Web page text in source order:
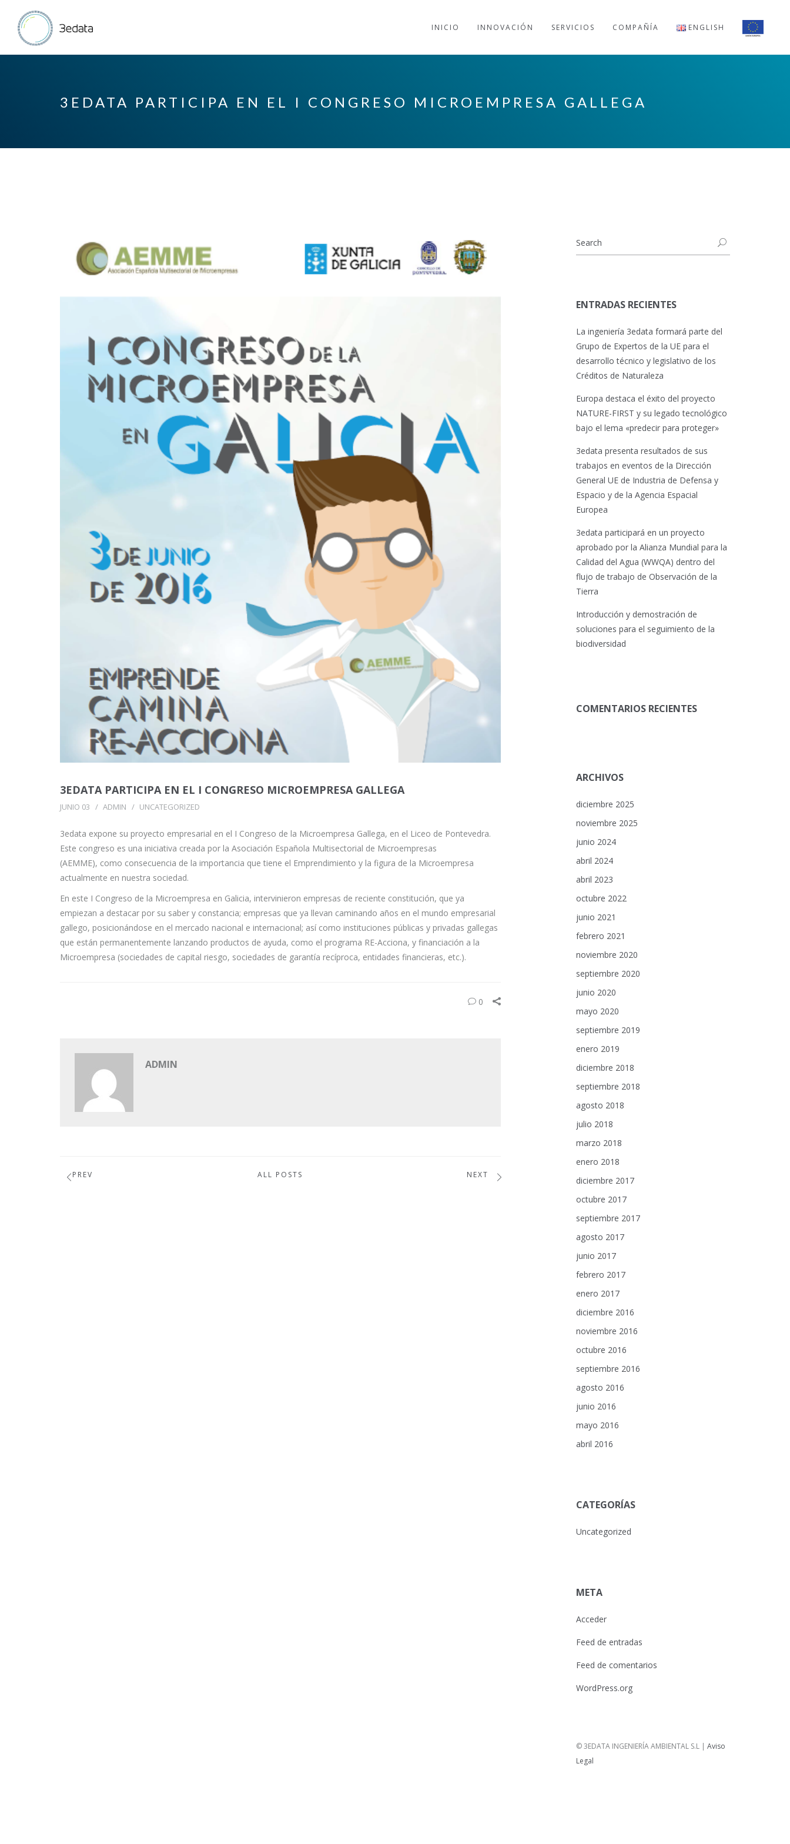
INICIO INNOVACIÓN SERVICIOS COMPAÑÍA ENGLISH
3EDATA PARTICIPA EN EL I CONGRESO MICROEMPRESA GALLEGA
3EDATA PARTICIPA EN EL I CONGRESO MICROEMPRESA GALLEGA
JUNIO 03 ADMIN UNCATEGORIZED
3edata expone su proyecto empresarial en el I Congreso de la Microempresa Gallega, en el Liceo de Pontevedra.
Este congreso es una iniciativa creada por la Asociación Española Multisectorial de Microempresas
(AEMME), como consecuencia de la importancia que tiene el Emprendimiento y la figura de la Microempresa
actualmente en nuestra sociedad.
En este I Congreso de la Microempresa en Galicia, intervinieron empresas de reciente constitución, que ya
empiezan a destacar por su saber y constancia; empresas que ya llevan caminando años en el mundo empresarial
gallego, posicionándose en el mercado nacional e internacional; así como instituciones públicas y privadas gallegas
que están permanentemente lanzando productos de ayuda, como el programa RE-Acciona, y financiación a la
Microempresa (sociedades de capital riesgo, sociedades de garantía recíproca, entidades financieras, etc.).
0
ADMIN
PREV ALL POSTS NEXT
ENTRADAS RECIENTES
La ingeniería 3edata formará parte del
Grupo de Expertos de la UE para el
desarrollo técnico y legislativo de los
Créditos de Naturaleza
Europa destaca el éxito del proyecto
NATURE-FIRST y su legado tecnológico
bajo el lema «predecir para proteger»
3edata presenta resultados de sus
trabajos en eventos de la Dirección
General UE de Industria de Defensa y
Espacio y de la Agencia Espacial
Europea
3edata participará en un proyecto
aprobado por la Alianza Mundial para la
Calidad del Agua (WWQA) dentro del
flujo de trabajo de Observación de la
Tierra
Introducción y demostración de
soluciones para el seguimiento de la
biodiversidad
COMENTARIOS RECIENTES
ARCHIVOS
diciembre 2025
noviembre 2025
junio 2024
abril 2024
abril 2023
octubre 2022
junio 2021
febrero 2021
noviembre 2020
septiembre 2020
junio 2020
mayo 2020
septiembre 2019
enero 2019
diciembre 2018
septiembre 2018
agosto 2018
julio 2018
marzo 2018
enero 2018
diciembre 2017
octubre 2017
septiembre 2017
agosto 2017
junio 2017
febrero 2017
enero 2017
diciembre 2016
noviembre 2016
octubre 2016
septiembre 2016
agosto 2016
junio 2016
mayo 2016
abril 2016
CATEGORÍAS
Uncategorized
META
Acceder
Feed de entradas
Feed de comentarios
WordPress.org
© 3EDATA INGENIERÍA AMBIENTAL S.L | Aviso
Legal